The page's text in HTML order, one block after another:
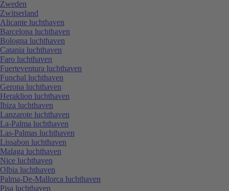
Zweden
Zwitserland
Alicante luchthaven
Barcelona luchthaven
Bologna luchthaven
Catania luchthaven
Faro luchthaven
Fuerteventura luchthaven
Funchal luchthaven
Gerona luchthaven
Heraklion luchthaven
Ibiza luchthaven
Lanzarote luchthaven
La-Palma luchthaven
Las-Palmas luchthaven
Lissabon luchthaven
Malaga luchthaven
Nice luchthaven
Olbia luchthaven
Palma-De-Mallorca luchthaven
Pisa luchthaven